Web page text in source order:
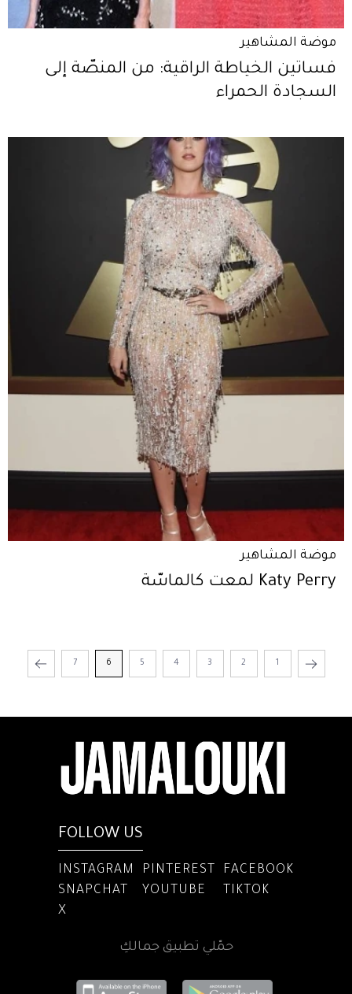
موضة المشاهير
فساتين الخياطة الراقية: من المنصّة إلى
السجادة الحمراء
موضة المشاهير
Katy Perry لمعت كالماسّة
1
2
3
4
5
6
7
FOLLOW US
INSTAGRAM PINTEREST
FACEBOOK
SNAPCHAT
YOUTUBE
TIKTOK
X
حمّلي تطبيق جمالكِ